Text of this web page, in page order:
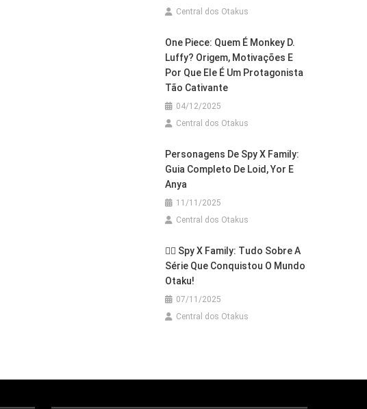
Central dos Otakus
One Piece: Quem É Monkey D.
Luffy? Origem, Motivações E
Por Que Ele É Um Protagonista
Tão Cativante
04/12/2025
Central dos Otakus
Personagens De Spy X Family:
Guia Completo De Loid, Yor E
Anya
11/11/2025
Central dos Otakus
🕵️‍♂️ Spy X Family: Tudo Sobre A
Série Que Conquistou O Mundo
Otaku!
07/11/2025
Central dos Otakus